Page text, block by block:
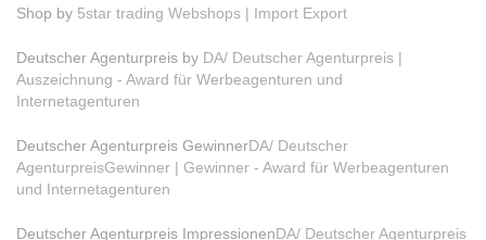
Shop by 5star trading Webshops | Import Export
Deutscher Agenturpreis by DA/ Deutscher Agenturpreis |
Auszeichnung - Award für Werbeagenturen und
Internetagenturen
Deutscher Agenturpreis GewinnerDA/ Deutscher
AgenturpreisGewinner | Gewinner - Award für Werbeagenturen
und Internetagenturen
Deutscher Agenturpreis ImpressionenDA/ Deutscher Agenturpreis